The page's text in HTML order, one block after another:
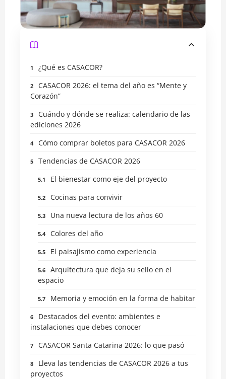
¿Qué es CASACOR?
CASACOR 2026: el tema del año es “Mente y
Corazón”
Cuándo y dónde se realiza: calendario de las
ediciones 2026
Cómo comprar boletos para CASACOR 2026
Tendencias de CASACOR 2026
El bienestar como eje del proyecto
Cocinas para convivir
Una nueva lectura de los años 60
Colores del año
El paisajismo como experiencia
Arquitectura que deja su sello en el
espacio
Memoria y emoción en la forma de habitar
Destacados del evento: ambientes e
instalaciones que debes conocer
CASACOR Santa Catarina 2026: lo que pasó
Lleva las tendencias de CASACOR 2026 a tus
proyectos